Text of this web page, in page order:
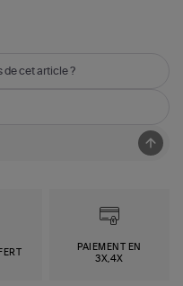
de cet article ?
PAIEMENT EN
3X,4X